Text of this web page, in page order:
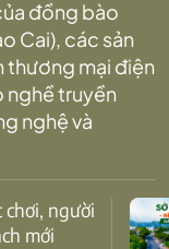
đồng bào
Cai), các sản
thương mại điện
nghề truyền
nghệ và
mới